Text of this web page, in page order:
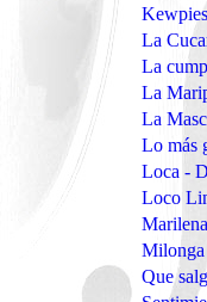
La
La
La
La
Lo más
Loca -
Loco
Milonga
Que